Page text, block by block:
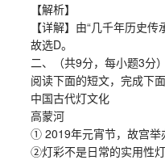
【解析】
【详解】由“几千年历史传
故选D。
二、（共9分，每小题3分）
阅读下面的短文，完成下面
中国古代灯文化
高蒙河
① 2019年元宵节，故宫举办
②灯彩不是日常的实用性灯